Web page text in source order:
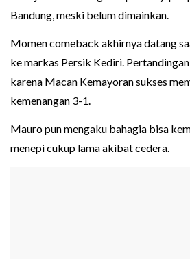
Bandung, meski belum dimainkan.
Momen comeback akhirnya datang
ke markas Persik Kediri.
karena Macan Kemayoran sukses
kemenangan 3-1.
Mauro pun mengaku bahagia bisa
menepi cukup lama akibat cedera.